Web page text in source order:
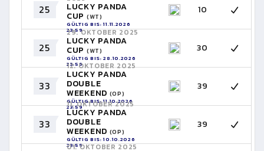
25 LUCKY PANDA
CUP (WT)
GÜLTIG BIS: 11.11.2026
23:59
10
25
29. OKTOBER 2025
LUCKY PANDA
CUP (WT)
GÜLTIG BIS: 28.10.2026
23:59
30
33
12. OKTOBER 2025
LUCKY PANDA
DOUBLE
WEEKEND (OP)
GÜLTIG BIS: 11.10.2026
23:59
39
33
11. OKTOBER 2025
LUCKY PANDA
DOUBLE
WEEKEND (OP)
GÜLTIG BIS: 10.10.2026
23:59
39
01. OKTOBER 2025